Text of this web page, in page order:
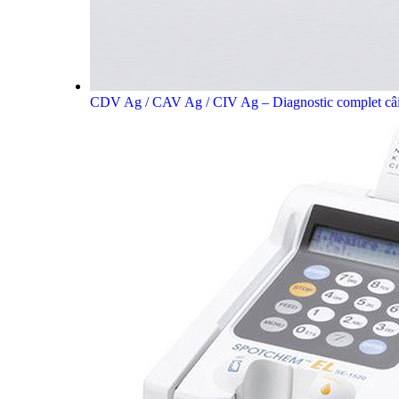
CDV Ag / CAV Ag / CIV Ag – Diagnostic complet